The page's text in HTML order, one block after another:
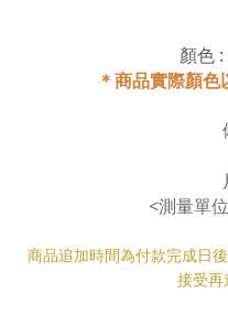
顏色
＊商品實際顏色
<測量單
商品追加時間為付款完成日
接受再